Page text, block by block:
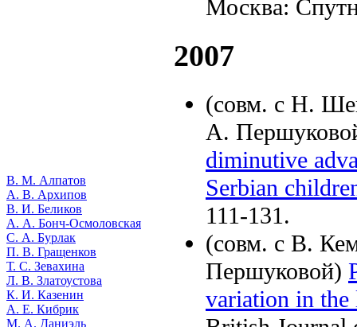
В. М. Алпатов
А. В. Архипов
В. И. Беликов
А. А. Бонч-Осмоловская
С. А. Бурлак
П. В. Гращенков
Т. С. Зевахина
Л. В. Златоустова
К. И. Казенин
А. Е. Кибрик
М. А. Даниэль
Москва:
2007
(совм. с Н.
А.
diminutive
Serbian
111-131.
(совм. с В.
Першуковой)
variation in the